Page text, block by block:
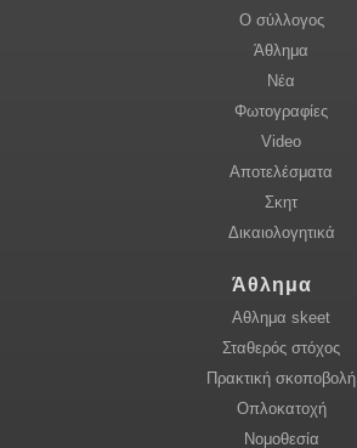
Ο σύλλογος
Άθλημα
Νέα
Φωτογραφίες
Video
Αποτελέσματα
Σκητ
Δικαιολογητικά
Άθλημα
Αθλημα skeet
Σταθερός στόχος
Πρακτική σκοποβολή
Οπλοκατοχή
Νομοθεσία